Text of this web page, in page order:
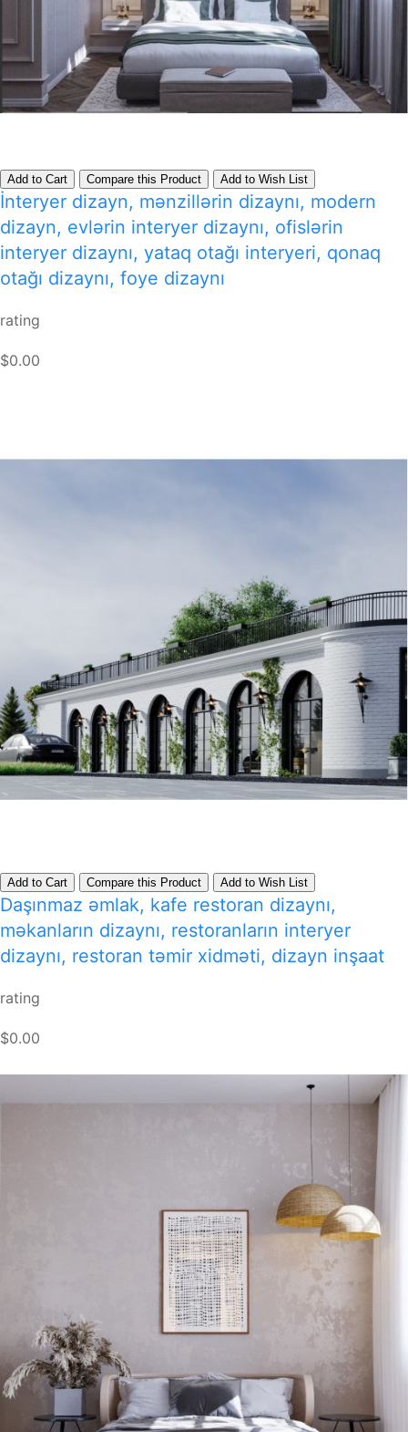
Add to Cart Compare this Product Add to Wish List
İnteryer dizayn, mənzillərin dizaynı, modern
dizayn, evlərin interyer dizaynı, ofislərin
interyer dizaynı, yataq otağı interyeri, qonaq
otağı dizaynı, foye dizaynı
rating
$0.00
Add to Cart Compare this Product Add to Wish List
Daşınmaz əmlak, kafe restoran dizaynı,
məkanların dizaynı, restoranların interyer
dizaynı, restoran təmir xidməti, dizayn inşaat
rating
$0.00